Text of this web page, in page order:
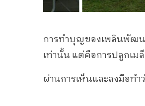
การทำบุญของเพลินพัฒน
เท่านั้น แต่คือการปลูกเม
ผ่านการเห็นและลงมือทำ